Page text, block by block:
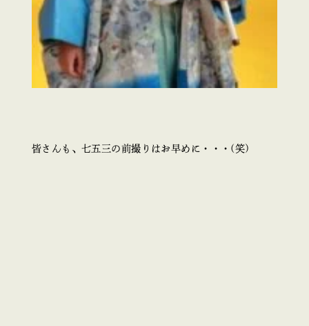
皆さんも、七五三の前撮りはお早めに・・・(笑)